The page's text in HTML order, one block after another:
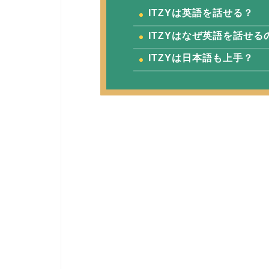
ITZYは英語を話せる？
ITZYはなぜ英語を話せる
ITZYは日本語も上手？